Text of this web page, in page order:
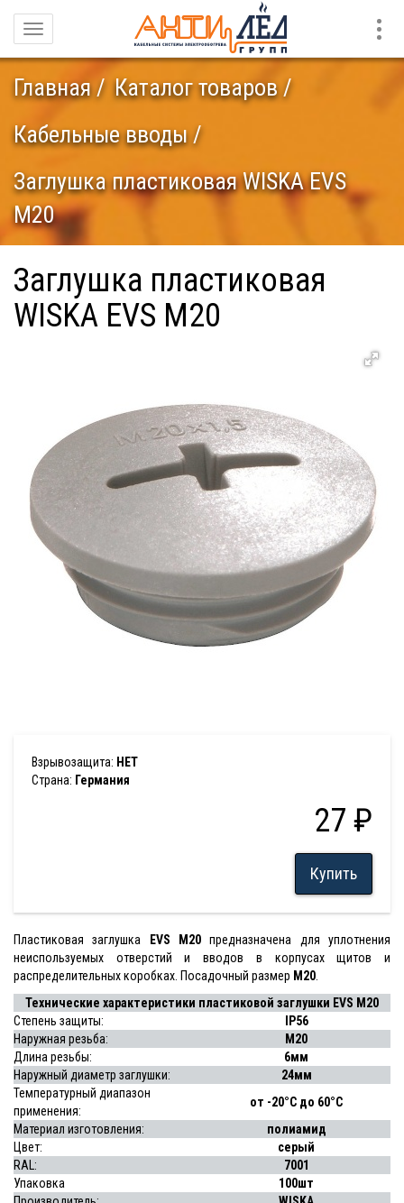
Навигация
Главная
Каталог товаров
Кабельные вводы
Заглушка пластиковая WISKA EVS
M20
Заглушка пластиковая
WISKA EVS M20
Взрывозащита: НЕТ
Страна: Германия
27 ₽
Купить
Пластиковая заглушка EVS M20 предназначена для уплотнения
неиспользуемых отверстий и вводов в корпусах щитов и
распределительных коробках. Посадочный размер M20
Технические характеристики пластиковой заглушки EVS M20
Степень защиты:
IP56
Наружная резьба:
M20
Длина резьбы:
6мм
Наружный диаметр заглушки:
24мм
Температурный диапазон
применения:
от -20°C до 60°C
Материал изготовления:
полиамид
Цвет:
серый
RAL:
7001
Упаковка
100шт